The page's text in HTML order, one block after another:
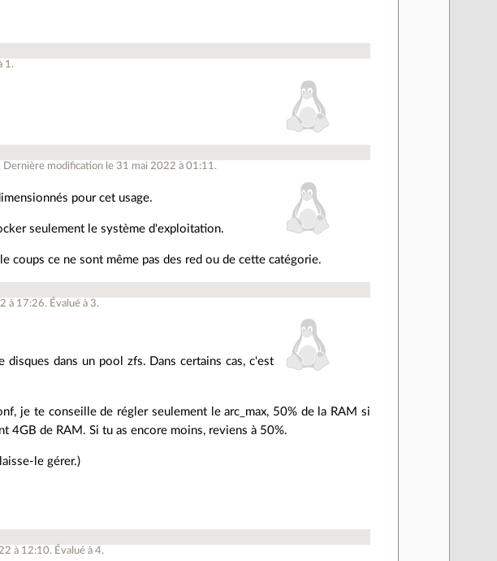
1 .
Dernière modification le 31 mai 2022 à 01:11.
pour cet usage.
seulement le système d'exploitation.
coups ce ne sont même pas des red ou de cette catégorie.
à 17:26. Évalué à 3.
dans un pool zfs. Dans certains cas, c'est
je te conseille de régler seulement le arc_max, 50% de la RAM si
4GB de RAM. Si tu as encore moins, reviens à 50%.
le gérer.)
à 12:10. Évalué à4.